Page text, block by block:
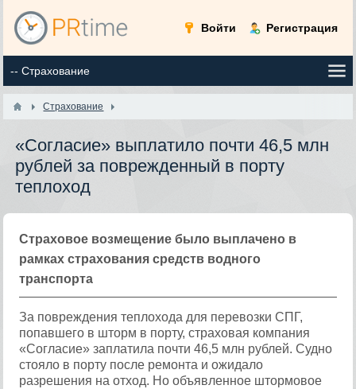
Войти Регистрация
Страхование
«Согласие» выплатило почти 46,5 млн
рублей за поврежденный в порту
теплоход
Страховое возмещение было выплачено в
рамках страхования средств водного
транспорта
За повреждения теплохода для перевозки СПГ,
попавшего в шторм в порту, страховая компания
«Согласие» заплатила почти 46,5 млн рублей. Судно
стояло в порту после ремонта и ожидало
разрешения на отход. Но объявленное штормовое